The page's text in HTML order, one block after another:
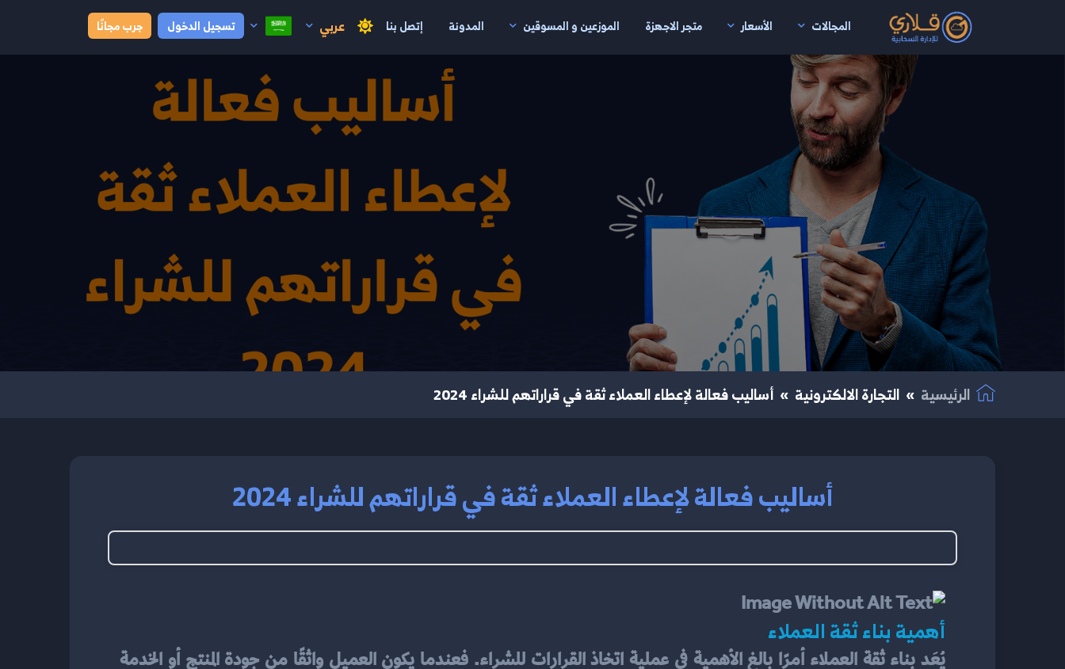
المجالات الأسعار متجر الاجهزة الموزعين و المسوقين المدونة إتصل بنا عربي تسجيل الدخول جرب مجانًا
الرئيسية التجارة الالكترونية أساليب فعالة لإعطاء العملاء ثقة في قراراتهم للشراء 2024
أساليب فعالة لإعطاء العملاء ثقة في قراراتهم للشراء 2024
أهمية بناء ثقة العملاء